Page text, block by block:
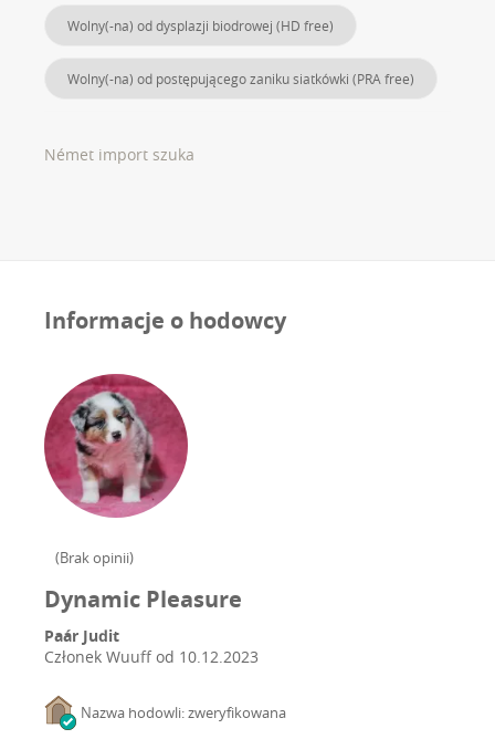
Wolny(-na) od dysplazji biodrowej (HD free)
Wolny(-na) od postępującego zaniku siatkówki (PRA free)
Német import szuka
Informacje o hodowcy
(Brak opinii)
Dynamic Pleasure
Paár Judit
Członek Wuuff od 10.12.2023
Nazwa hodowli: zweryfikowana